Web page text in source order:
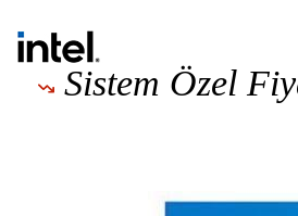
Sistem Özel